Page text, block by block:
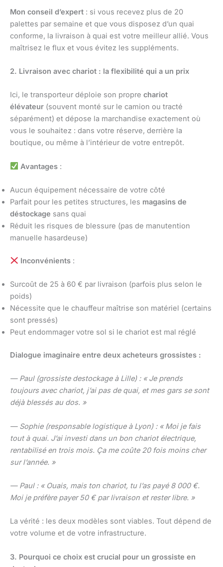
Mon conseil d’expert : si vous recevez plus de 20
palettes par semaine et que vous disposez d’un quai
conforme, la livraison à quai est votre meilleur allié. Vous
maîtrisez le flux et vous évitez les suppléments.
2. Livraison avec chariot : la flexibilité qui a un prix
Ici, le transporteur déploie son propre chariot
élévateur (souvent monté sur le camion ou tracté
séparément) et dépose la marchandise exactement où
vous le souhaitez : dans votre réserve, derrière la
boutique, ou même à l’intérieur de votre entrepôt.
Avantages:
Aucun équipement nécessaire de votre côté
Parfait pour les petites structures, les magasins de
déstockage sans quai
Réduit les risques de blessure (pas de manutention
manuelle hasardeuse)
Inconvénients:
Surcoût de 25 à 60 € par livraison (parfois plus selon le
poids)
Nécessite que le chauffeur maîtrise son matériel (certains
sont pressés)
Peut endommager votre sol si le chariot est mal réglé
Dialogue imaginaire entre deux acheteurs grossistes :
— Paul (grossiste destockage à Lille) : « Je prends
toujours avec chariot, j’ai pas de quai, et mes gars se sont
déjà blessés au dos. »
— Sophie (responsable logistique à Lyon) : « Moi je fais
tout à quai. J’ai investi dans un bon chariot électrique,
rentabilisé en trois mois. Ça me coûte 20 fois moins cher
sur l’année. »
— Paul : « Ouais, mais ton chariot, tu l’as payé 8 000 €.
Moi je préfère payer 50 € par livraison et rester libre. »
La vérité : les deux modèles sont viables. Tout dépend de
votre volume et de votre infrastructure.
3. Pourquoi ce choix est crucial pour un grossiste en